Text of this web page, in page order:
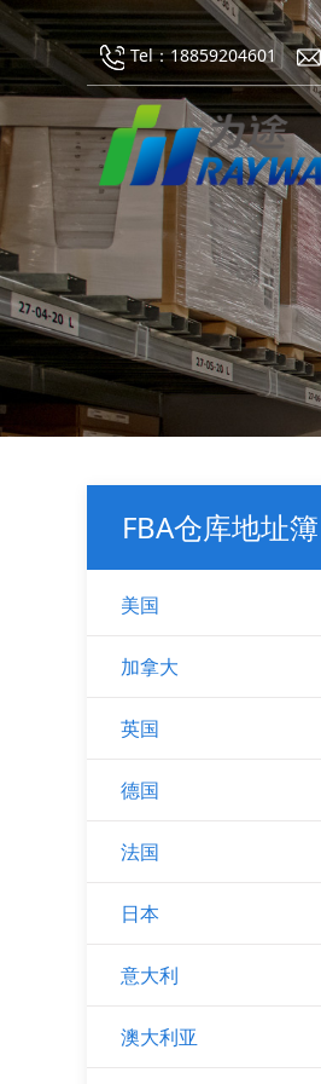
Tel：18859204601
FBA仓库地址簿
美国
加拿大
英国
德国
法国
日本
意大利
澳大利亚